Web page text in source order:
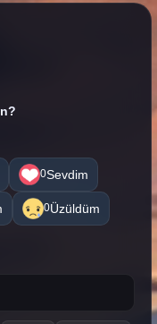
0Sevdim
0Üzüldüm